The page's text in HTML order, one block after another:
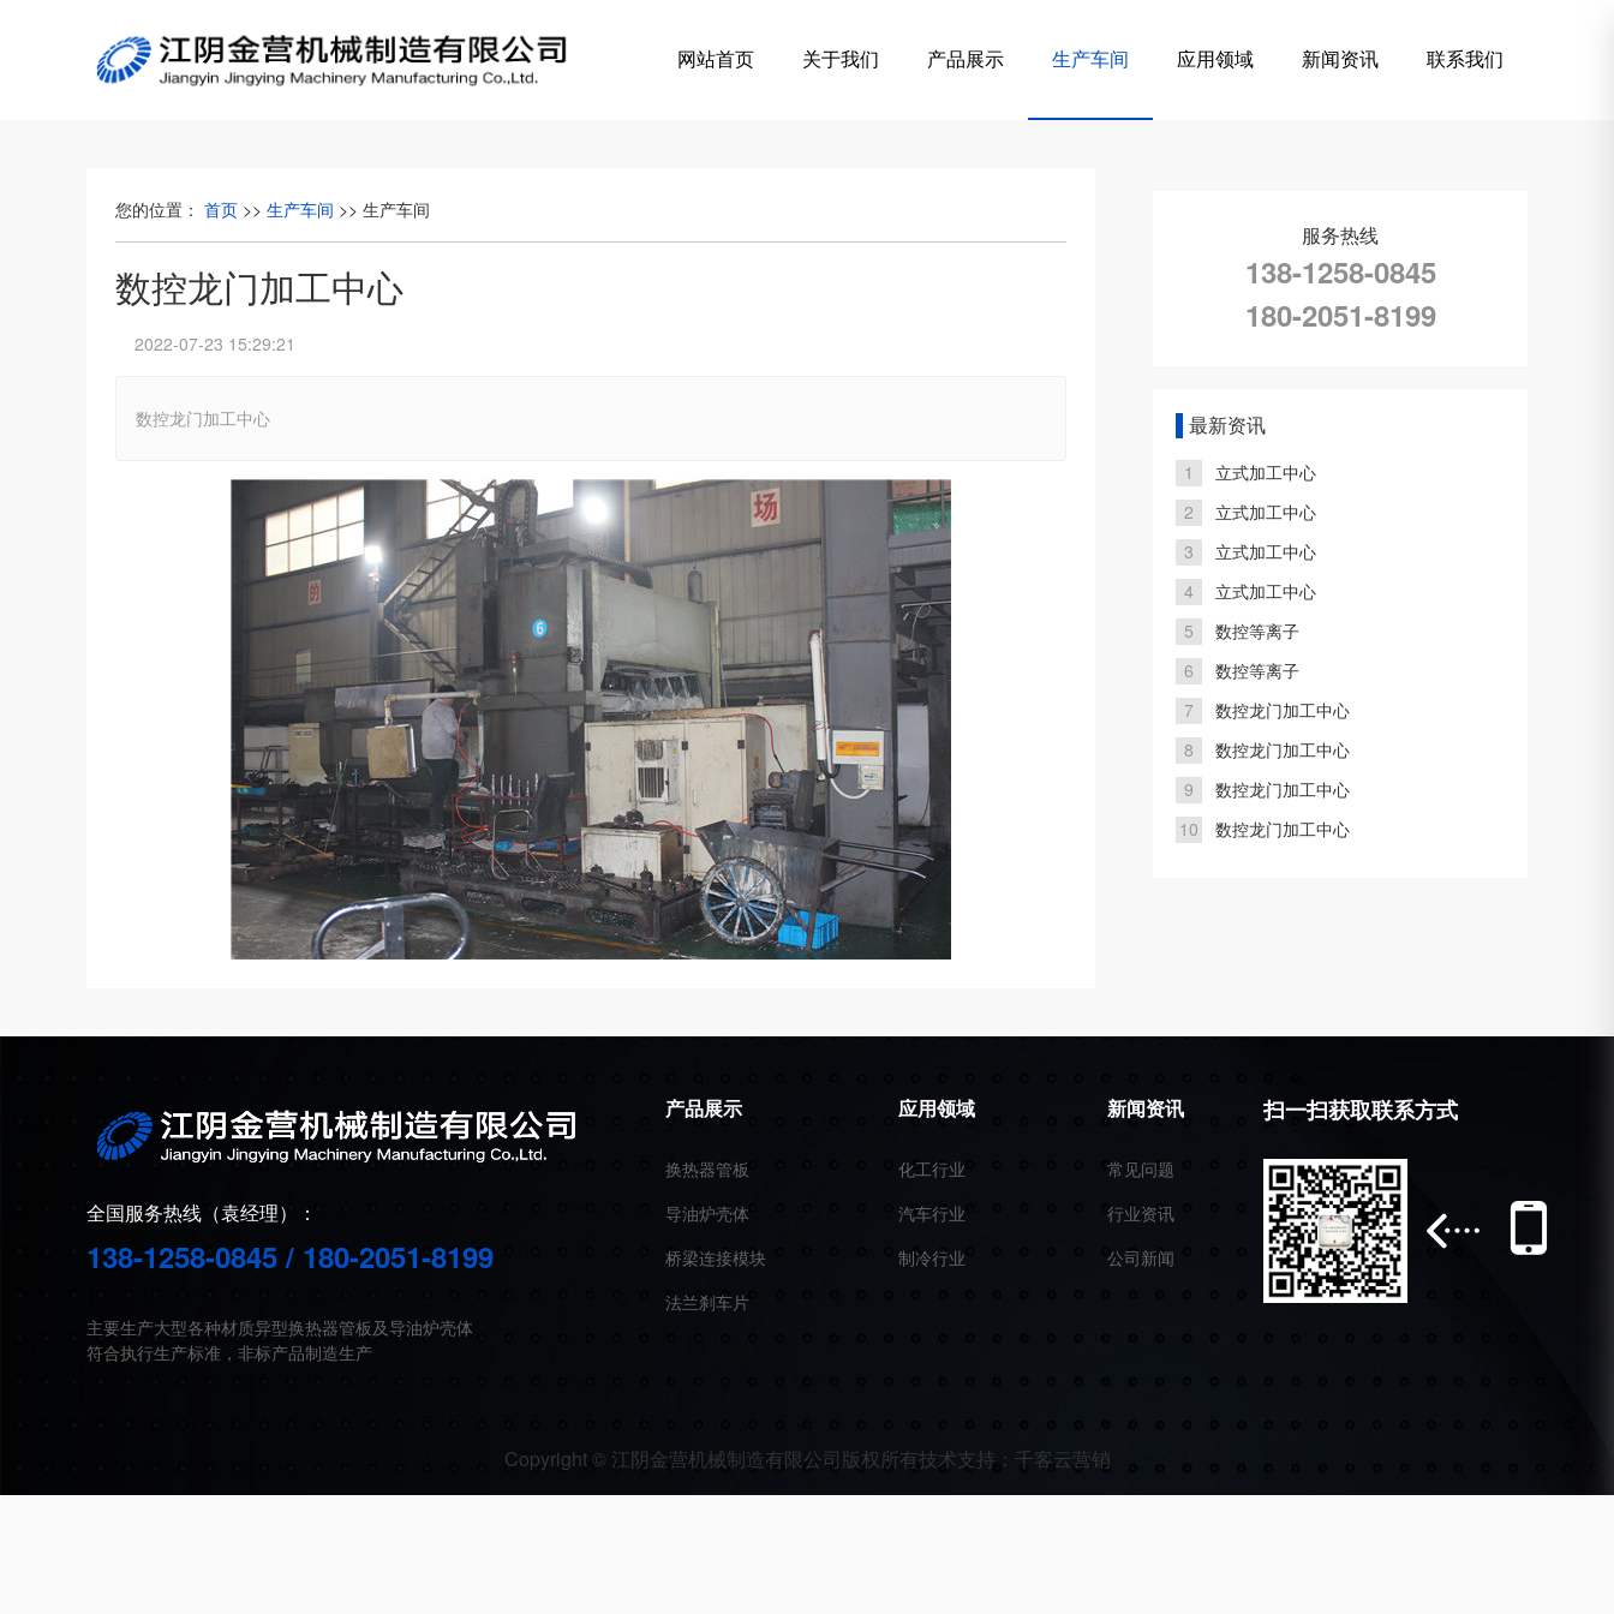
网站首页 关于我们 产品展示 生产车间 应用领域 新闻资讯 联系我们
您的位置： 首页 >> 生产车间 >> 生产车间
数控龙门加工中心
2022-07-23 15:29:21
数控龙门加工中心
服务热线
138-1258-0845
180-2051-8199
最新资讯
1
立式加工中心
2
立式加工中心
3
立式加工中心
4
立式加工中心
5
数控等离子
6
数控等离子
7
数控龙门加工中心
8
数控龙门加工中心
9
数控龙门加工中心
10
数控龙门加工中心
全国服务热线（袁经理）：
138-1258-0845 / 180-2051-8199
主要生产大型各种材质异型换热器管板及导油炉壳体
符合执行生产标准，非标产品制造生产
产品展示
换热器管板
导油炉壳体
桥梁连接模块
法兰刹车片
应用领域
化工行业
汽车行业
制冷行业
新闻资讯
常见问题
行业资讯
公司新闻
扫一扫获取联系方式
Copyright © 江阴金营机械制造有限公司版权所有技术支持： 千客云营销